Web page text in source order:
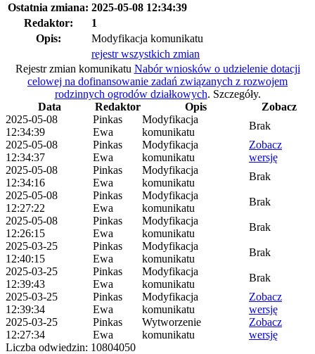
Ostatnia zmiana: 2025-05-08 12:34:39
Redaktor:
1
Opis:
Modyfikacja komunikatu
rejestr wszystkich zmian
Rejestr zmian komunikatu Nabór wniosków o udzielenie dotacji
celowej na dofinansowanie zadań związanych z rozwojem
rodzinnych ogrodów działkowych. Szczegóły.
Data
Redaktor Opis
Zobacz
2025-05-08
12:34:39
Pinkas
Ewa
Modyfikacja
komunikatu
Brak
2025-05-08
12:34:37
Pinkas
Ewa
Modyfikacja
komunikatu
Zobacz
wersję
2025-05-08
12:34:16
Pinkas
Ewa
Modyfikacja
komunikatu
Brak
2025-05-08
12:27:22
Pinkas
Ewa
Modyfikacja
komunikatu
Brak
2025-05-08
12:26:15
Pinkas
Ewa
Modyfikacja
komunikatu
Brak
2025-03-25
12:40:15
Pinkas
Ewa
Modyfikacja
komunikatu
Brak
2025-03-25
12:39:43
Pinkas
Ewa
Modyfikacja
komunikatu
Brak
2025-03-25
12:39:34
Pinkas
Ewa
Modyfikacja
komunikatu
Zobacz
wersję
2025-03-25
12:27:34
Pinkas
Ewa
Wytworzenie
komunikatu
Zobacz
wersję
Liczba odwiedzin: 10804050